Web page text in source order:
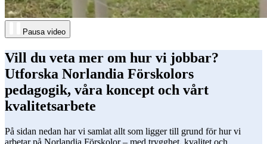
Pausa video
Vill du veta mer om hur vi jobbar?
Utforska Norlandia Förskolors
pedagogik, våra koncept och vårt
kvalitetsarbete
På sidan nedan har vi samlat allt som ligger till grund för hur vi